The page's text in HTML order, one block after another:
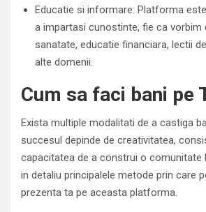
Educatie si informare: Platforma
a impartasi cunostinte, fie ca vorbim
sanatate, educatie financiara, lectii
alte domenii.
Cum sa faci bani pe
Exista multiple modalitati de a castiga
succesul depinde de creativitatea,
capacitatea de a construi o comunitate
in detaliu principalele metode prin care
prezenta ta pe aceasta platforma.